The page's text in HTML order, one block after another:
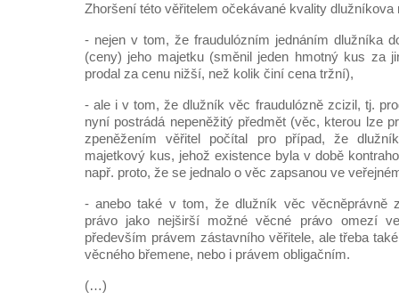
Zhoršení této věřitelem očekávané kvality
- nejen v tom, že fraudulózním jednáním dlužníka
(ceny) jeho majetku (směnil jeden hmotný kus za
prodal za cenu nižší, než kolik činí cena tržní),
- ale i v tom, že dlužník věc fraudulózně zcizil, tj.
nyní postrádá nepeněžitý předmět (věc, kterou lze
zpeněžením věřitel počítal pro případ, že
majetkový kus, jehož existence byla v době
např. proto, že se jednalo o věc zapsanou ve
- anebo také v tom, že dlužník věc věcněprávně
právo jako nejširší možné věcné právo omezí
především právem zástavního věřitele, ale třeba
věcného břemene, nebo i právem obligačním.
(…)